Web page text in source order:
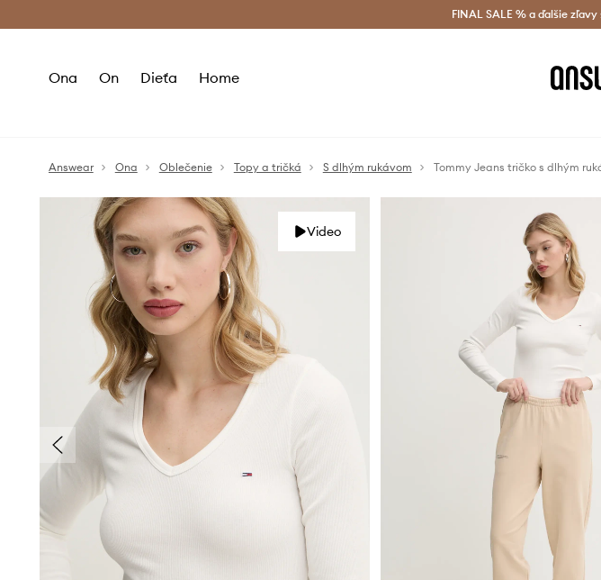
Bezplatná doprava od 60 € >FINAL SALE % a ďalšie zľavy
Ona On Dieťa Home
Answear Ona Oblečenie Topy a tričká S dlhým rukávom Tommy Jeans tričko s dlhým
Video